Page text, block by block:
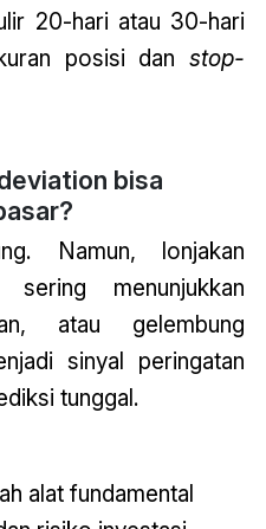
20-hari atau 30-hari
posisi danstop-
bisa
Namun, lonjakan
menunjukkan
atau gelembung
sinyal peringatan
tunggal.
alat fundamental